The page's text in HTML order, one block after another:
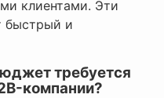
клиентами. Эти
быстрый и
требуется
компании?